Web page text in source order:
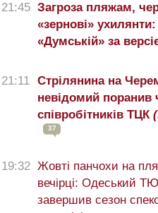
21:45 Загроза пляжам,
«зернові»
«Думській» за
21:11 Стрілянина на
невідомий поранив
співробітників ТЦК
37
19:32 Жовті панчохи на
вечірці: Одеський
завершив сезон